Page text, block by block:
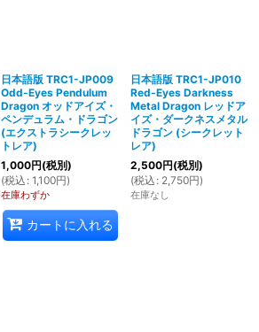
日本語版 TRC1-JP009
Odd-Eyes Pendulum
Dragon オッドアイズ・
ペンデュラム・ドラゴン
(エクストラシークレッ
トレア)
1,000円(税別)
(税込 : 1,100円)
在庫わずか
カートに入れる
日本語版 TRC1-JP010
Red-Eyes Darkness
Metal Dragon レッドア
イズ・ダークネスメタル
ドラゴン (シークレット
レア)
2,500円(税別)
(税込 : 2,750円)
在庫なし